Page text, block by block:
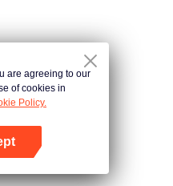
are agreeing to our
of cookies in
Policy.